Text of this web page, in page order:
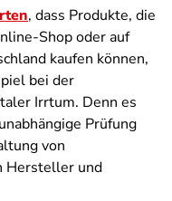
, dass Produkte, die
Shop oder auf
kaufen können,
bei der
Irrtum. Denn es
Prüfung
von
Hersteller und